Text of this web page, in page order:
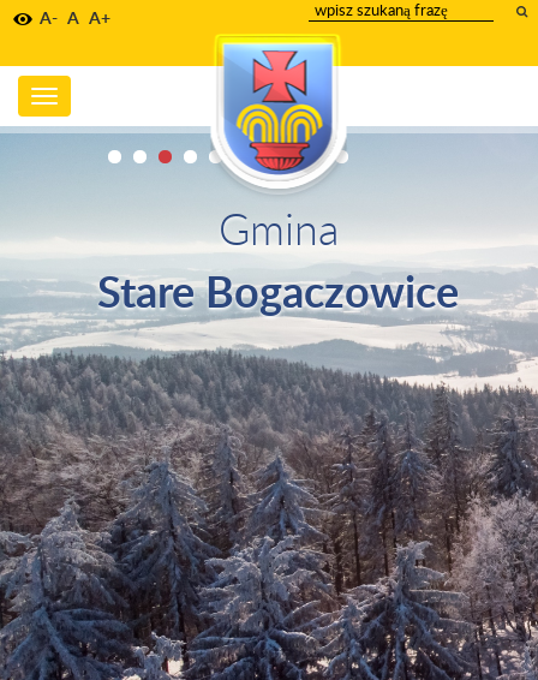
A- A A+
wpisz
szukany
tekst
Toggle
navigation
Gmina
Stare Bogaczowice